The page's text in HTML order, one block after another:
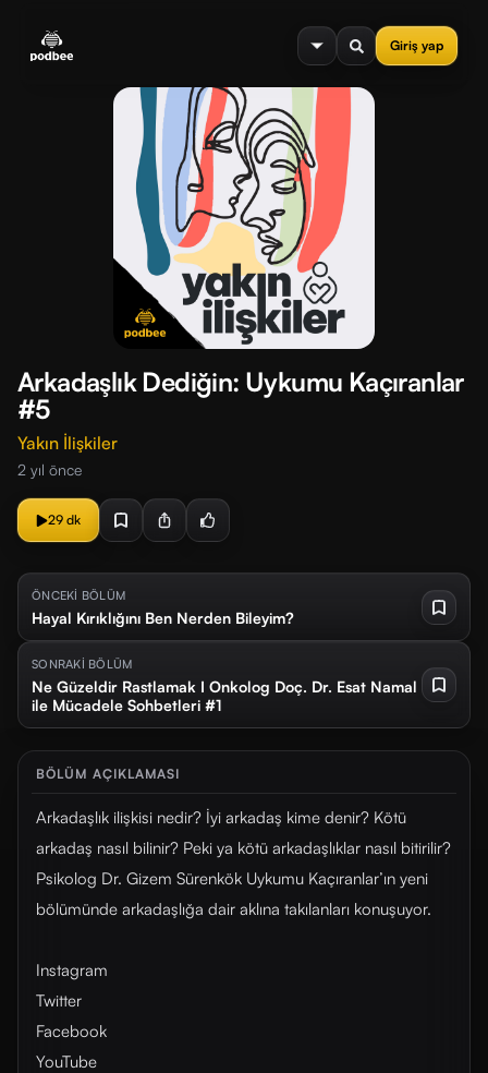
Giriş yap
menu
Arkadaşlık Dediğin: Uykumu Kaçıranlar
#5
Yakın İlişkiler
2 yıl önce
29 dk
ÖNCEKİ BÖLÜM
Hayal Kırıklığını Ben Nerden Bileyim?
SONRAKİ BÖLÜM
Ne Güzeldir Rastlamak I Onkolog Doç. Dr. Esat Namal
ile Mücadele Sohbetleri #1
BÖLÜM AÇIKLAMASI
Arkadaşlık ilişkisi nedir? İyi arkadaş kime denir? Kötü
arkadaş nasıl bilinir? Peki ya kötü arkadaşlıklar nasıl bitirilir?
Psikolog Dr. Gizem Sürenkök Uykumu Kaçıranlar’ın yeni
bölümünde arkadaşlığa dair aklına takılanları konuşuyor.
Instagram
Twitter
Facebook
YouTube